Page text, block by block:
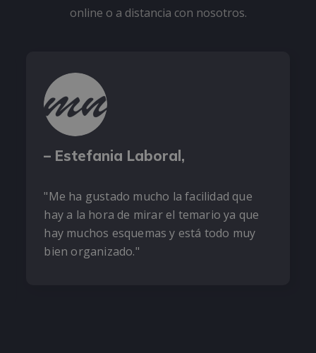
online o a distancia con nosotros.
– Estefania Laboral,
"Me ha gustado mucho la facilidad que
hay a la hora de mirar el temario ya que
hay muchos esquemas y está todo muy
bien organizado."